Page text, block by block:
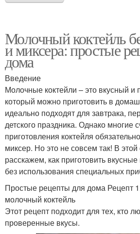
Молочный коктейль
и миксера: простые
дома
Введение
Молочные коктейли – это вкусный и
который можно приготовить в
идеально подходят для завтрака,
детского праздника. Однако многие
приготовления коктейля
миксер. Но это не совсем так! В
расскажем, как приготовить
без использования специальных
Простые рецепты для дома Рецепт
молочный коктейль
Этот рецепт подходит для тех, кто
проверенные вкусы.